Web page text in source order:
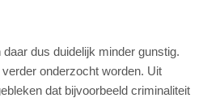
dus duidelijk minder gunstig.
onderzocht worden. Uit
dat bijvoorbeeld criminaliteit